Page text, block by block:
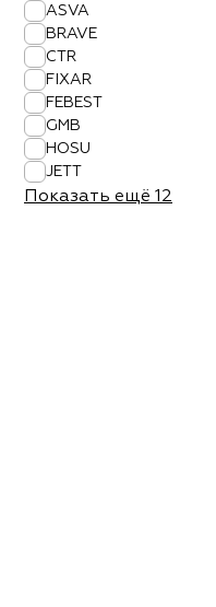
ASVA
BRAVE
CTR
FIXAR
FEBEST
GMB
HOSU
JETT
Показать ещё 12